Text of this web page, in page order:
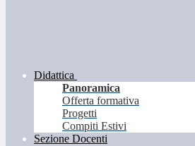
Didattica
Panoramica
Offerta formativa
Progetti
Compiti Estivi
Sezione Docenti